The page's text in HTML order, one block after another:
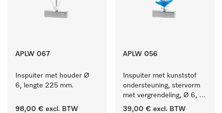
APLW 067
Inspuiter met houder Ø
6, lengte 225 mm.
98,00 € excl. BTW
APLW 056
Inspuiter met kunststof
ondersteuning, stervorm
met vergrendeling, Ø 6,
lengte 225 mm.
39,00 € excl. BTW